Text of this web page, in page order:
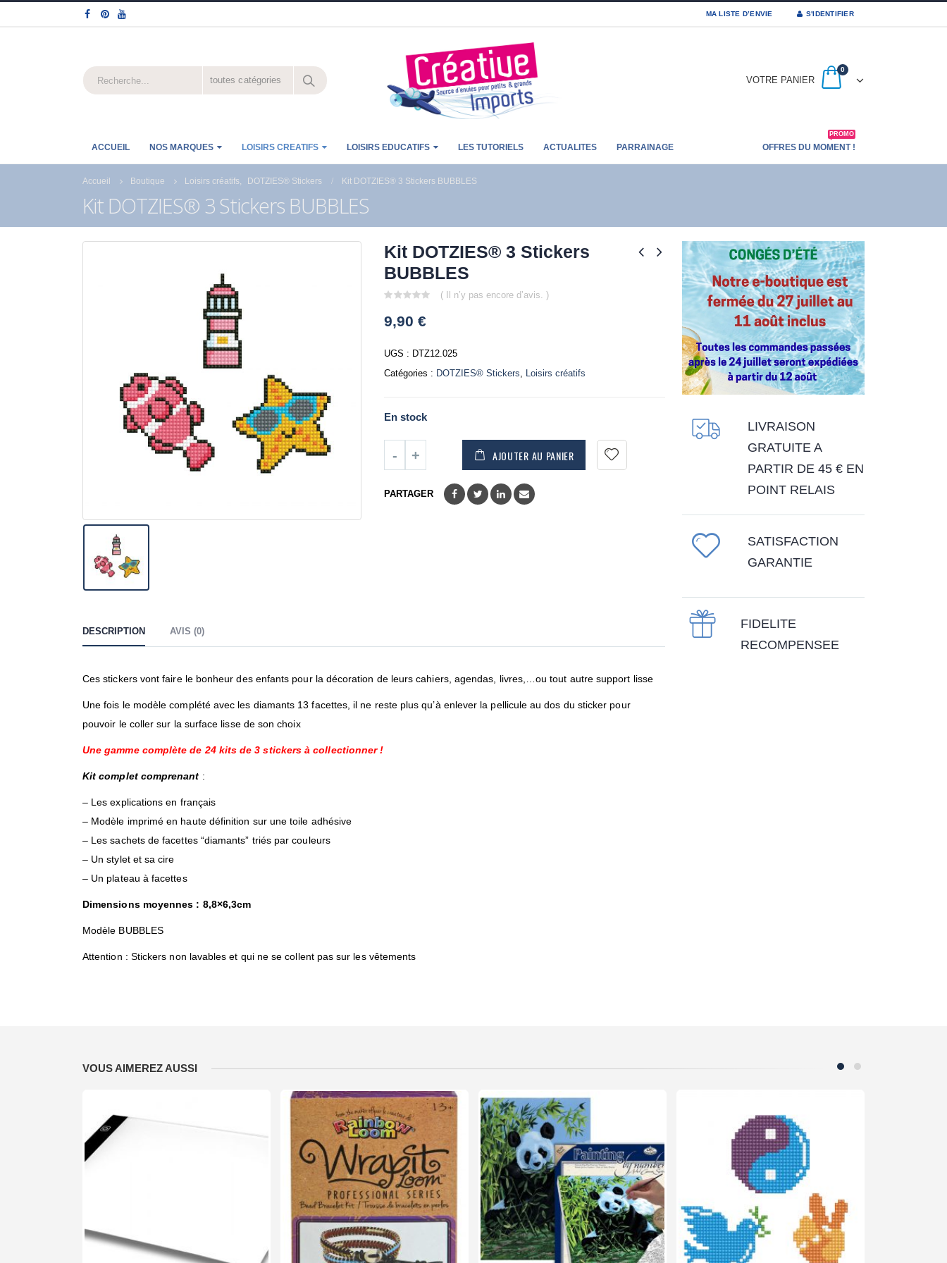
MA LISTE D’ENVIE S'IDENTIFIER
toutes catégories VOTRE PANIER
0
ACCUEIL NOS MARQUES LOISIRS CREATIFS LOISIRS EDUCATIFS LES TUTORIELS ACTUALITES PARRAINAGE OFFRES DU MOMENT !
PROMO
Accueil Boutique Loisirs créatifs DOTZIES® Stickers Kit DOTZIES® 3 Stickers BUBBLES
Kit DOTZIES® 3 Stickers BUBBLES
Kit DOTZIES® 3 Stickers
BUBBLES
out
of
( Il n’y pas encore d’avis. )
9,90€
UGS : DTZ12.025
Catégories : DOTZIES® Stickers, Loisirs créatifs
En stock
AJOUTER AU PANIER
PARTAGER
DESCRIPTION AVIS (0)
Ces stickers vont faire le bonheur des enfants pour la décoration de leurs cahiers, agendas, livres,…ou tout autre support lisse
Une fois le modèle complété avec les diamants 13 facettes, il ne reste plus qu’à enlever la pellicule au dos du sticker pour
pouvoir le coller sur la surface lisse de son choix
Une gamme complète de 24 kits de 3 stickers à collectionner !
Kit complet comprenant :
– Les explications en français
– Modèle imprimé en haute définition sur une toile adhésive
– Les sachets de facettes “diamants” triés par couleurs
– Un stylet et sa cire
– Un plateau à facettes
Dimensions moyennes : 8,8×6,3cm
Modèle BUBBLES
Attention : Stickers non lavables et qui ne se collent pas sur les vêtements
LIVRAISON
GRATUITE A
PARTIR DE 45 € EN
POINT RELAIS
SATISFACTION
GARANTIE
FIDELITE
RECOMPENSEE
VOUS AIMEREZ AUSSI